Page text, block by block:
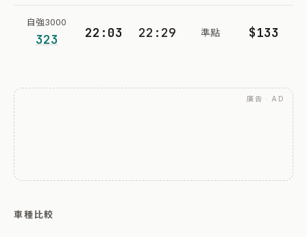
自強3000
323 22:03 22:29 準點 $133
廣告 · AD
車種比較